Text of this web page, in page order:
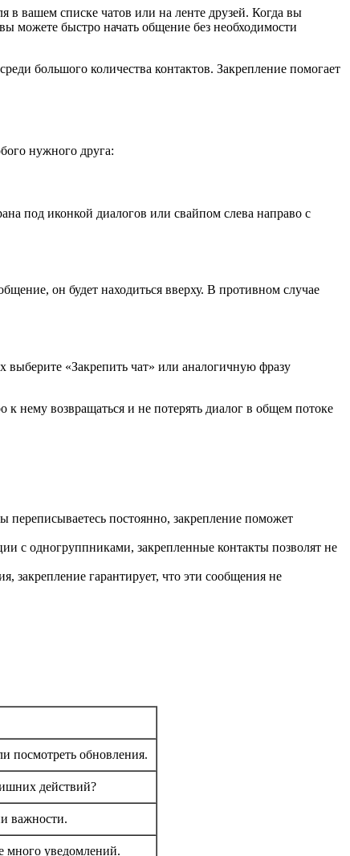
в вашем списке чатов или на ленте друзей. Когда вы
можете быстро начать общение без необходимости
большого количества контактов. Закрепление помогает
нужного друга:
под иконкой диалогов или свайпом слева направо с
он будет находиться вверху. В противном случае
«Закрепить чат» или аналогичную фразу
к нему возвращаться и не потерять диалог в общем потоке
переписываетесь постоянно, закрепление поможет
с одногруппниками, закрепленные контакты позволят не
закрепление гарантирует, что эти сообщения не
посмотреть обновления.
действий?
важности.
много уведомлений.